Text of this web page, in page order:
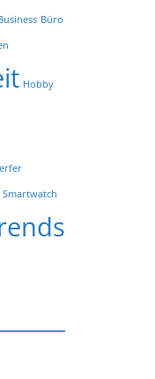
Büro
Hobby
Smartwatch